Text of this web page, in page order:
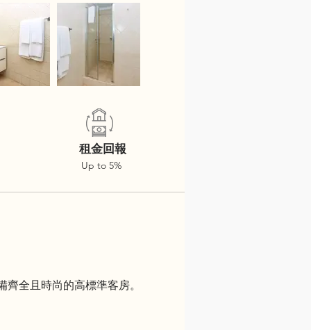
全且時尚的高標準客房。
租金回報
Up to 5%